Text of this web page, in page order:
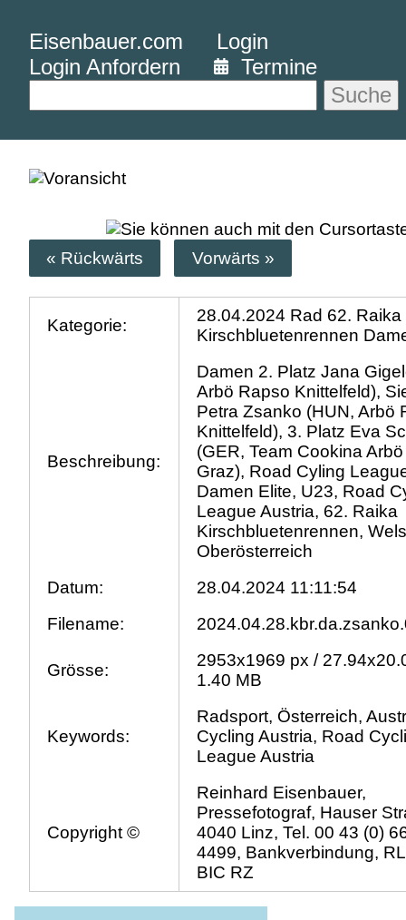
Eisenbauer.com
Login
Login Anfordern
Termine
Suche
« Rückwärts Vorwärts »
Kategorie:
28.04.2024 Rad 62. Raika
Kirschbluetenrennen
Beschreibung:
Damen 2. Platz Jana
Arbö Rapso Knittelfeld),
Petra Zsanko (HUN, Arbö
Knittelfeld), 3. Platz Eva
(GER, Team Cookina
Graz), Road Cyling
Damen Elite, U23, Road
League Austria, 62. Raika
Kirschbluetenrennen,
Oberösterreich
Datum:
28.04.2024 11:11:54
Filename:
Grösse:
2953x1969 px /
1.40 MB
Keywords:
Radsport, Österreich,
Cycling Austria, Road
League Austria
Copyright ©
Reinhard Eisenbauer,
Pressefotograf, Hauser
4040 Linz, Tel. 00 43 (0)
4499, Bankverbindung,
BIC RZ